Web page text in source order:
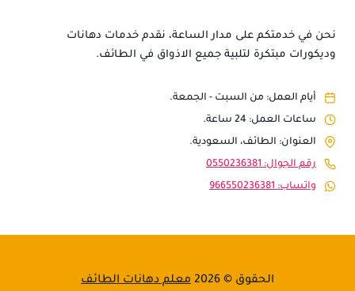
نحن في خدمتكم على مدار الساعة، نقدم خدمات دهانات
وديكورات مبتكرة لتلبية جميع الاذواق في الطائف.
أيام العمل: من السبت - الجمعة.
ساعات العمل: 24 ساعة.
العنوان: الطائف، السعودية.
رقم الجوال: 0550236381
واتساب: 966550236381
الحقوق © 2026 معلم دهانات الطائف